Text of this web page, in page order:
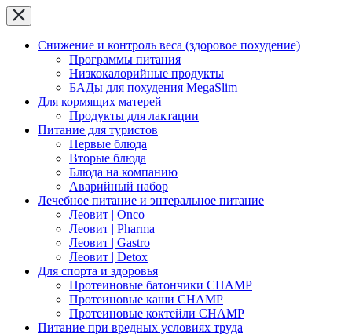
Снижение и контроль веса (здоровое похудение)
Программы питания
Низкокалорийные продукты
БАДы для похудения MegaSlim
Для кормящих матерей
Продукты для лактации
Питание для туристов
Первые блюда
Вторые блюда
Блюда на компанию
Аварийный набор
Лечебное питание и энтеральное питание
Леовит | Onco
Леовит | Pharma
Леовит | Gastro
Леовит | Detox
Для спорта и здоровья
Протеиновые батончики CHAMP
Протеиновые каши CHAMP
Протеиновые коктейли CHAMP
Питание при вредных условиях труда